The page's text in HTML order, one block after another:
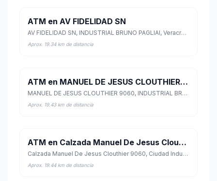
ATM en AV FIDELIDAD SN
AV FIDELIDAD SN, INDUSTRIAL BRUNO PAGLIAI, Veracruz, Veracruz de Ignacio de la Llave
Aprox. 19.34 km de distancia
ATM en MANUEL DE JESUS CLOUTHIER 9060
MANUEL DE JESUS CLOUTHIER 9060, INDUSTRIAL BRUNO PAGLIANI, Veracruz, Veracruz de Ignacio de la Llave
Aprox. 19.43 km de distancia
ATM en Calzada Manuel De Jesus Clouthier 9060
Calzada Manuel De Jesus Clouthier 9060, Ciudad Industrial Bruno Pagliai, Veracruz, Veracruz de Ignacio de la Llave
Aprox. 19.44 km de distancia